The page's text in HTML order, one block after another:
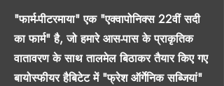
"फार्म-पीटरमाया" एक "एक्वापोनिक्स 22वीं सदी
का फार्म" है, जो हमारे आस-पास के प्राकृतिक
वातावरण के साथ तालमेल बिठाकर तैयार किए गए
बायोस्फीयर हैबिटेट में "फ्रेश ऑर्गेनिक सब्जियां"